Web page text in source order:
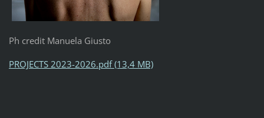
Ph credit Manuela Giusto
PROJECTS 2023-2026.pdf (13,4 MB)